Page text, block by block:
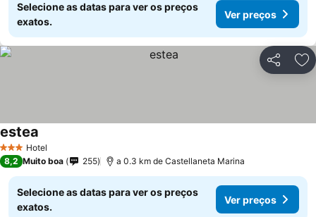
Selecione as datas para ver os preços
exatos.
Ver preços
Partilhar
3 EstrelasHotel
estea
8,2 Muito boa 255 a 0.3 km de Castellaneta Marina
Selecione as datas para ver os preços
exatos.
Ver preços